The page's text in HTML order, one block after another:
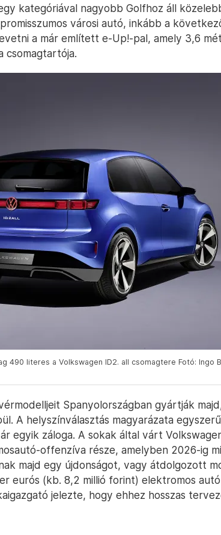
kategóriával nagyobb Golfhoz áll
városi autó, inkább a
a már említett e-Up!-pal, amely 3,6
csomagtartója.
490 literes a Volkswagen ID2. all csomagtere Fotó: Ingo
Spanyolországban gyártják
A helyszínválasztás magyarázata
egyik záloga. A sokak által várt
offenzíva része, amelyben 2026-ig
majd egy újdonságot, vagy átdolgozott
eurós (kb. 8,2 millió forint) elektromos
jelezte, hogy ehhez hosszas